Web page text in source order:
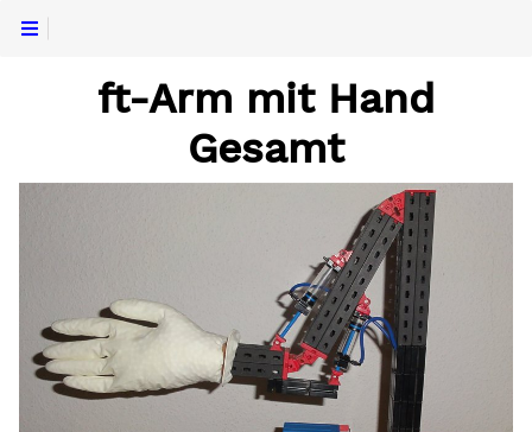
ft-Arm mit Hand
Gesamt